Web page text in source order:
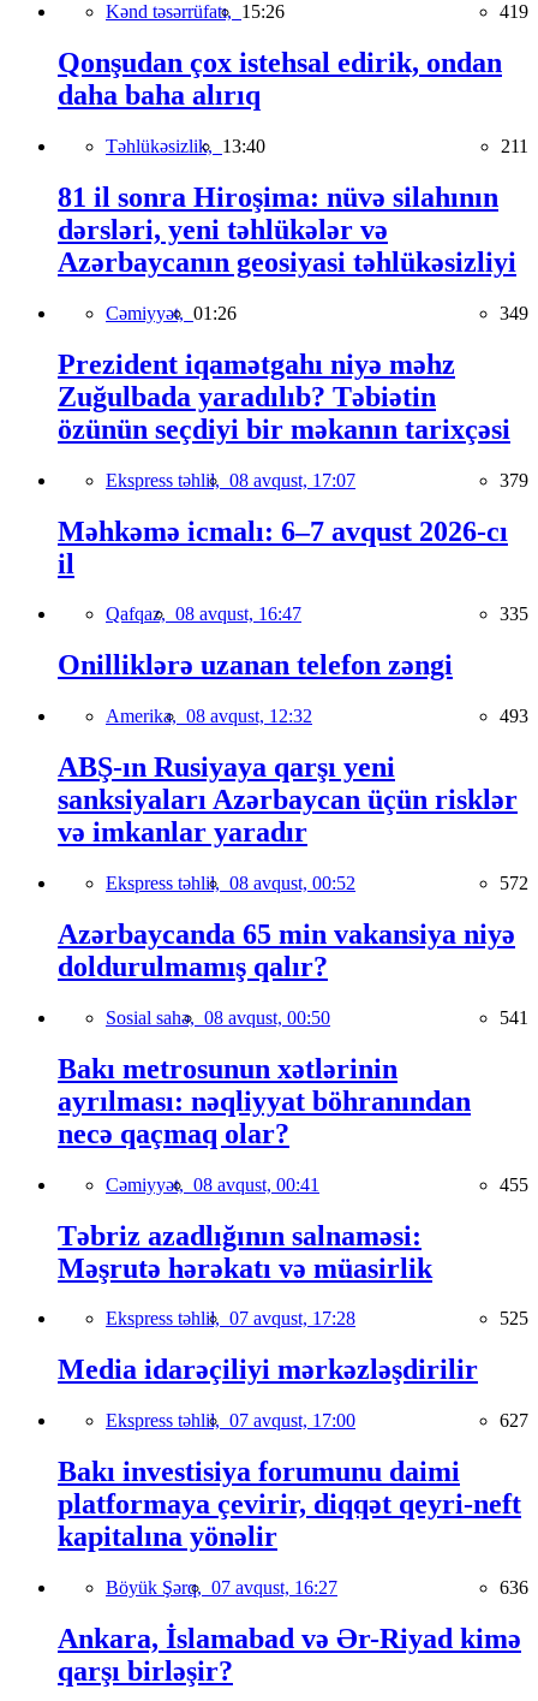
Kənd təsərrüfatı, 15:26 419
Qonşudan çox istehsal edirik, ondan
daha baha alırıq
Təhlükəsizlik, 13:40 211
81 il sonra Hiroşima: nüvə silahının
dərsləri, yeni təhlükələr və
Azərbaycanın geosiyasi təhlükəsizliyi
Cəmiyyət, 01:26 349
Prezident iqamətgahı niyə məhz
Zuğulbada yaradılıb? Təbiətin
özünün seçdiyi bir məkanın tarixçəsi
Ekspress təhlil, 08 avqust, 17:07 379
Məhkəmə icmalı: 6–7 avqust 2026-cı
il
Qafqaz, 08 avqust, 16:47 335
Onilliklərə uzanan telefon zəngi
Amerika, 08 avqust, 12:32 493
ABŞ-ın Rusiyaya qarşı yeni
sanksiyaları Azərbaycan üçün risklər
və imkanlar yaradır
Ekspress təhlil, 08 avqust, 00:52 572
Azərbaycanda 65 min vakansiya niyə
doldurulmamış qalır?
Sosial sahə, 08 avqust, 00:50 541
Bakı metrosunun xətlərinin
ayrılması: nəqliyyat böhranından
necə qaçmaq olar?
Cəmiyyət, 08 avqust, 00:41 455
Təbriz azadlığının salnaməsi:
Məşrutə hərəkatı və müasirlik
Ekspress təhlil, 07 avqust, 17:28 525
Media idarəçiliyi mərkəzləşdirilir
Ekspress təhlil, 07 avqust, 17:00 627
Bakı investisiya forumunu daimi
platformaya çevirir, diqqət qeyri-neft
kapitalına yönəlir
Böyük Şərq, 07 avqust, 16:27 636
Ankara, İslamabad və Ər-Riyad kimə
qarşı birləşir?